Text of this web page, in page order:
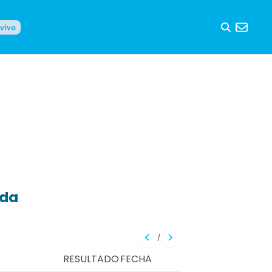
/
RESULTADOFECHA